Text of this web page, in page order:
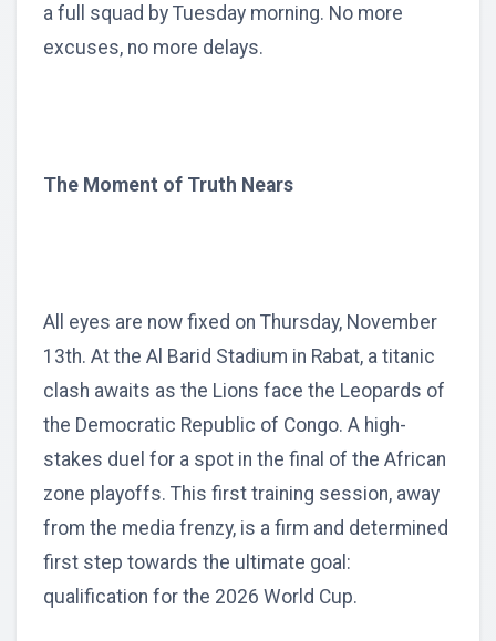
a full squad by Tuesday morning. No more
excuses, no more delays.
The Moment of Truth Nears
All eyes are now fixed on Thursday, November
13th. At the Al Barid Stadium in Rabat, a titanic
clash awaits as the Lions face the Leopards of
the Democratic Republic of Congo. A high-
stakes duel for a spot in the final of the African
zone playoffs. This first training session, away
from the media frenzy, is a firm and determined
first step towards the ultimate goal:
qualification for the 2026 World Cup.